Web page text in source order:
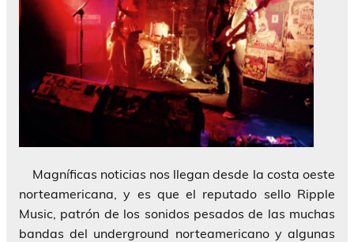
Magníficas noticias nos llegan desde la costa oeste
norteamericana, y es que el reputado sello Ripple
Music, patrón de los sonidos pesados de las muchas
bandas del underground norteamericano y algunas